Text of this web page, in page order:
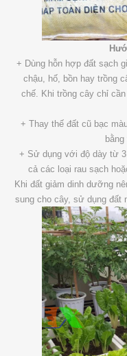
+ Dùng hỗn hợp đất sạch
chậu, hố, bồn hay trồng
chế. Khi trồng cây chỉ
+ Thay thế đất cũ bạc
+ Sử dụng với độ dày từ
cả các loại rau sạch
Khi đất giảm dinh dưỡng
sung cho cây, sử dụng đất